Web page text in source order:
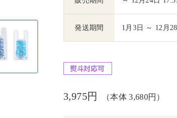
発送期間 1月3日 ～ 12月
3,975円 （本体 3,680円）